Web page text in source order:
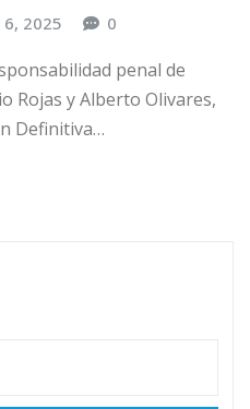
6, 2025 0
penal de
Rojas y Alberto Olivares,
Definitiva…